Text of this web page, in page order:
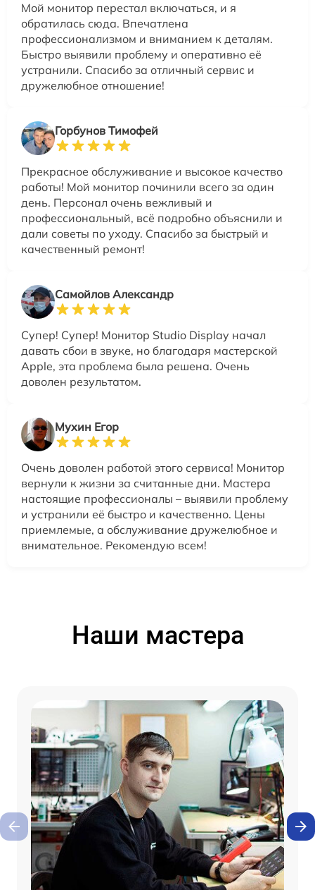
Мой монитор перестал включаться, и я
обратилась сюда. Впечатлена
профессионализмом и вниманием к деталям.
Быстро выявили проблему и оперативно её
устранили. Спасибо за отличный сервис и
дружелюбное отношение!
Горбунов Тимофей
Прекрасное обслуживание и высокое качество
работы! Мой монитор починили всего за один
день. Персонал очень вежливый и
профессиональный, всё подробно объяснили и
дали советы по уходу. Спасибо за быстрый и
качественный ремонт!
Самойлов Александр
Супер! Супер! Монитор Studio Display начал
давать сбои в звуке, но благодаря мастерской
Apple, эта проблема была решена. Очень
доволен результатом.
Мухин Егор
Очень доволен работой этого сервиса! Монитор
вернули к жизни за считанные дни. Мастера
настоящие профессионалы – выявили проблему
и устранили её быстро и качественно. Цены
приемлемые, а обслуживание дружелюбное и
внимательное. Рекомендую всем!
Наши мастера